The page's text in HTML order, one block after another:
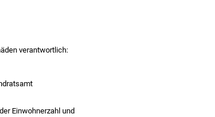
verantwortlich:
Einwohnerzahl und